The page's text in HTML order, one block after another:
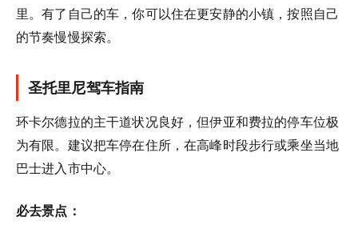
里。有了自己的车，你可以住在更安静的小镇，按照自己
的节奏慢慢探索。
圣托里尼驾车指南
环卡尔德拉的主干道状况良好，但伊亚和费拉的停车位极
为有限。建议把车停在住所，在高峰时段步行或乘坐当地
巴士进入市中心。
必去景点：